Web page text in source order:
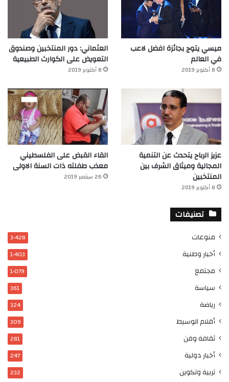
ميسي يتوج بجائزة افضل لاعب
في العالم‎
8 أكتوبر 2019
العثماني: دور المنتخبين وصندوق
التعويض على الكوارث الطبيعية
8 أكتوبر 2019
عزيز الرباح يتحدث عن التنمية
المجالية وميثاق الشرف بين
المنتخبين
8 أكتوبر 2019
القاء القبض على الفلسطيني
معذب طفلته ذات السنة الاولى
26 سبتمبر 2019
تصنيفات
منوعات 3٬428
أخبار وطنية 1٬403
مجتمع 1٬079
سياسة 361
رياضة 324
أقلام الوسيط 309
ثقافة وفن 281
أخبار دولية 247
تربية وتكوين 232